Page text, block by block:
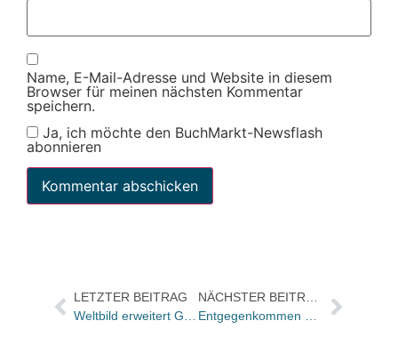
Name, E-Mail-Adresse und Website in diesem
Browser für meinen nächsten Kommentar
speichern.
Ja, ich möchte den BuchMarkt-Newsflash
abonnieren
LETZTER BEITRAG